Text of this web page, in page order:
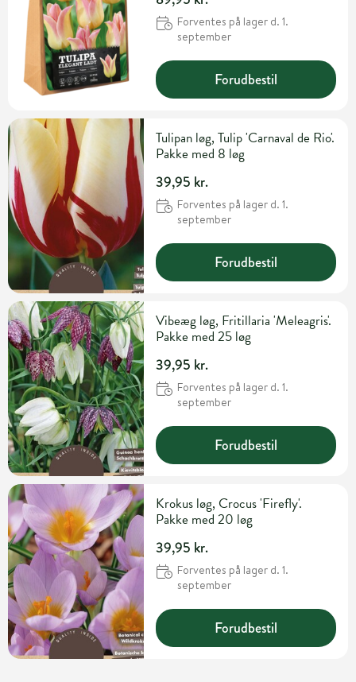
Forventes på lager d. 1.
september
Forudbestil
Tulipan løg, Tulip 'Carnaval de Rio'.
Pakke med 8 løg
39,95 kr.
Forventes på lager d. 1.
september
Forudbestil
Vibeæg løg, Fritillaria 'Meleagris'.
Pakke med 25 løg
39,95 kr.
Forventes på lager d. 1.
september
Forudbestil
Krokus løg, Crocus 'Firefly'.
Pakke med 20 løg
39,95 kr.
Forventes på lager d. 1.
september
Forudbestil